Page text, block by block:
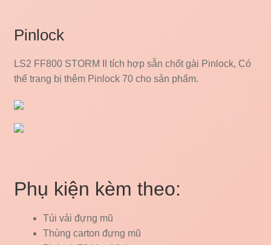
Pinlock
LS2 FF800 STORM II tích hợp sẵn chốt gài Pinlock, Có
thể trang bị thêm Pinlock 70 cho sản phẩm.
Phụ kiện kèm theo:
Túi vải đựng mũ
Thùng carton đựng mũ